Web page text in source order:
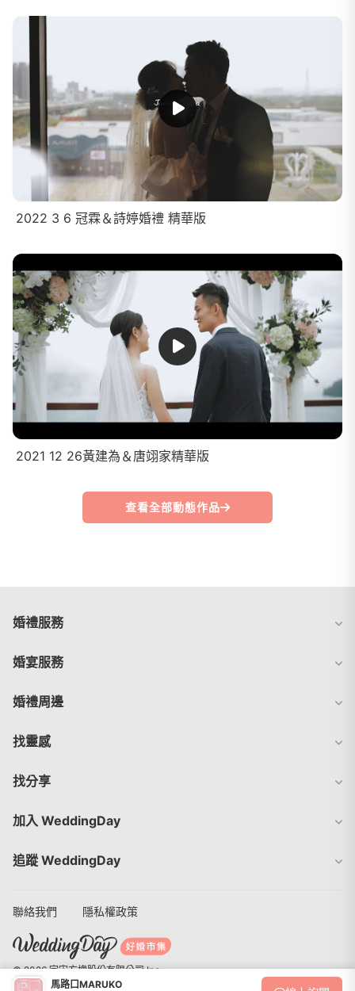
2022 3 6 冠霖＆詩婷婚禮 精華版
2021 12 26黃建為＆唐翊家精華版
查看全部動態作品
馬路口MARUKO
婚禮服務
婚宴服務
婚禮周邊
找靈感
找分享
加入 WeddingDay
追蹤 WeddingDay
聯絡我們 隱私權政策
© 2026 宇宙方塊股份有限公司 Inc.